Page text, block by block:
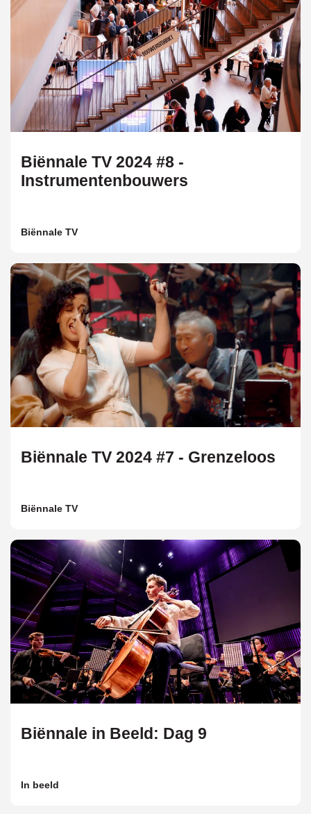
Biënnale TV 2024 #8 -
Instrumentenbouwers
Biënnale TV
Biënnale TV 2024 #7 - Grenzeloos
Biënnale TV
Biënnale in Beeld: Dag 9
In beeld